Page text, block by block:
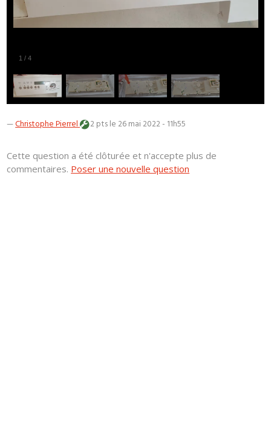
1 /4
—Christophe Pierrel 2 ptsle 26 mai 2022 - 11h55
Cette question a été clôturée et n'accepte plus de
commentaires. Poser une nouvelle question